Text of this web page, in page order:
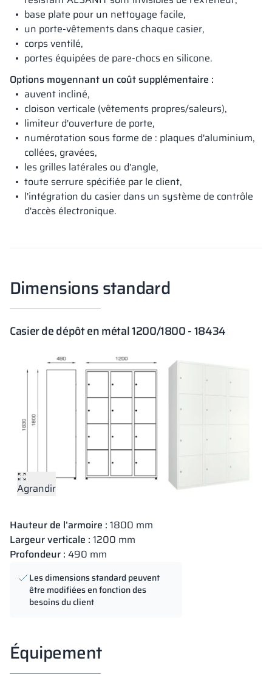
base plate pour un nettoyage facile,
un porte-vêtements dans chaque casier,
corps ventilé,
portes équipées de pare-chocs en silicone.
Options moyennant un coût supplémentaire :
auvent incliné,
cloison verticale (vêtements propres/saleurs),
limiteur d'ouverture de porte,
numérotation sous forme de : plaques d'aluminium,
collées, gravées,
les grilles latérales ou d'angle,
toute serrure spécifiée par le client,
l'intégration du casier dans un système de contrôle
d'accès électronique.
Dimensions standard
Casier de dépôt en métal 1200/1800 - 18434
Agrandir
Hauteur de l’armoire : 1800 mm
Largeur verticale : 1200 mm
Profondeur : 490 mm
Les dimensions standard peuvent
être modifiées en fonction des
besoins du client
Équipement